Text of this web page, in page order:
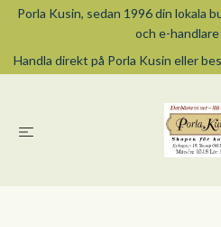
Porla Kusin, sedan 1996 din lokala
och e-
Handla direkt på Porla Kusin eller